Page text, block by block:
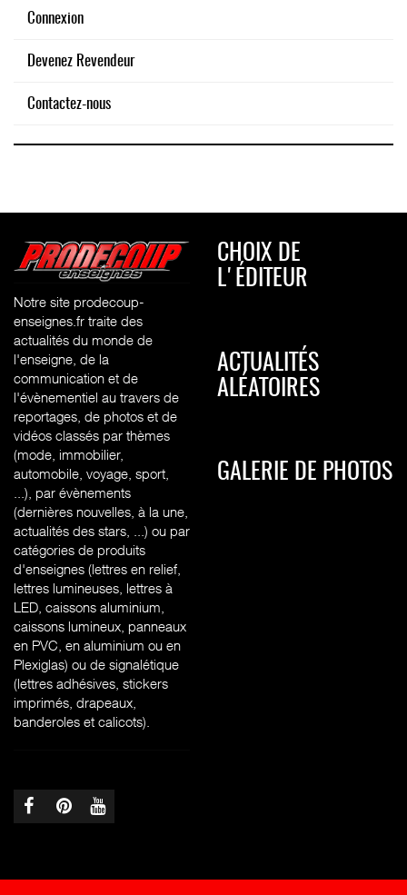
Connexion
Devenez Revendeur
Contactez-nous
Notre site prodecoup-
enseignes.fr traite des
actualités du monde de
l'enseigne, de la
communication et de
l'évènementiel au travers de
reportages, de photos et de
vidéos classés par thèmes
(mode, immobilier,
automobile, voyage, sport,
...), par évènements
(dernières nouvelles, à la une,
actualités des stars, ...) ou par
catégories de produits
d'enseignes (lettres en relief,
lettres lumineuses, lettres à
LED, caissons aluminium,
caissons lumineux, panneaux
en PVC, en aluminium ou en
Plexiglas) ou de signalétique
(lettres adhésives, stickers
imprimés, drapeaux,
banderoles et calicots).
CHOIX DE
L'ÉDITEUR
ACTUALITÉS
ALÉATOIRES
GALERIE DE PHOTOS